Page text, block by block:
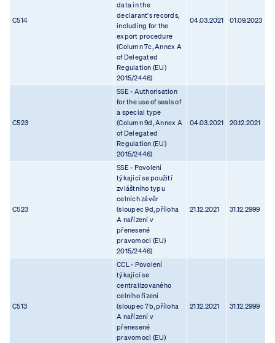
C514
data in the
declarant's records,
including for the
export procedure
(Column 7c, Annex A
of Delegated
Regulation (EU)
2015/2446)
04.03.2021 01.09.2023
C523
SSE - Authorisation
for the use of seals of
a special type
(Column 9d, Annex A
of Delegated
Regulation (EU)
2015/2446)
04.03.2021 20.12.2021
C523
SSE - Povolení
týkající se použití
zvláštního typu
celních závěr
(sloupec 9d, příloha
A nařízení v
přenesené
pravomoci (EU)
2015/2446)
21.12.2021 31.12.2999
C513
CCL - Povolení
týkající se
centralizovaného
celního řízení
(sloupec 7b, příloha
A nařízení v
přenesené
pravomoci (EU)
21.12.2021 31.12.2999